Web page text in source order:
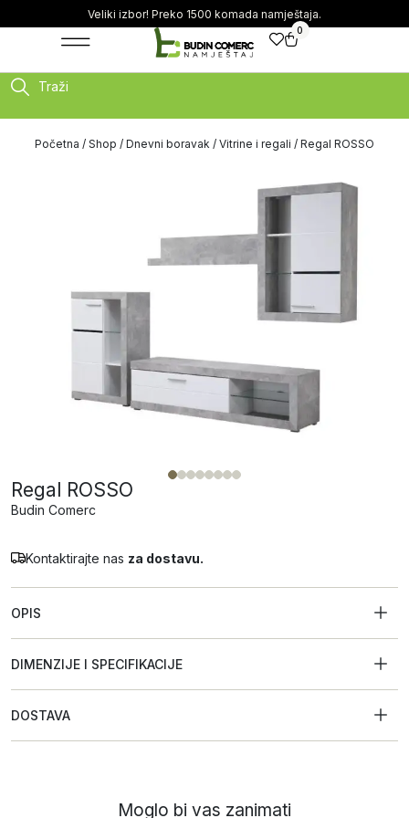
Veliki izbor! Preko 1500 komada namještaja.
0
Traži
Početna / Shop / Dnevni boravak / Vitrine i regali / Regal ROSSO
Regal ROSSO
Budin Comerc
Kontaktirajte nas za dostavu.
OPIS
DIMENZIJE I SPECIFIKACIJE
DOSTAVA
Moglo bi vas zanimati